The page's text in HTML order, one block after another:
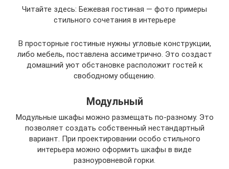
Читайте здесь: Бежевая гостиная — фото примеры
стильного сочетания в интерьере
В просторные гостиные нужны угловые конструкции,
либо мебель, поставлена ассиметрично. Это создаст
домашний уют обстановке расположит гостей к
свободному общению.
Модульный
Модульные шкафы можно размещать по-разному. Это
позволяет создать собственный нестандартный
вариант. При проектировании особо стильного
интерьера можно оформить шкафы в виде
разноуровневой горки.